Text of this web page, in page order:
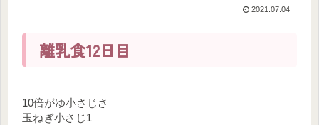
2021.07.04
離乳食12日目
10倍がゆ小さじさ
玉ねぎ小さじ1